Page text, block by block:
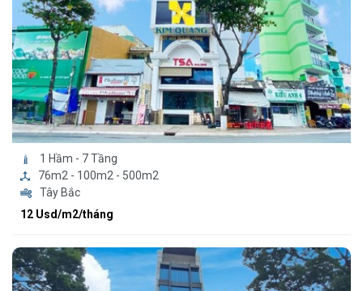
1 Hầm - 7 Tầng
76m2 - 100m2 - 500m2
Tây Bắc
12 Usd/m2/tháng